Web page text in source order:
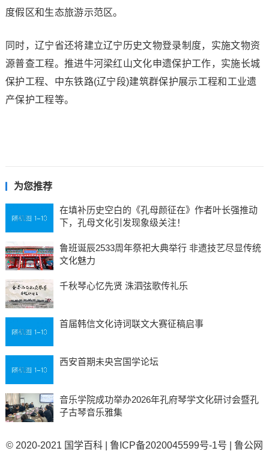
度假区和生态旅游示范区。
同时，辽宁省还将建立辽宁历史文物登录制度，实施文物资
源普查工程。推进牛河梁红山文化申遗保护工作，实施长城
保护工程、中东铁路(辽宁段)建筑群保护展示工程和工业遗
产保护工程等。
为您推荐
在填补历史空白的《孔母颜征在》作者叶长强推动
下，孔母文化引发现象级关注！
鲁班诞辰2533周年祭祀大典举行 非遗技艺尽显传统
文化魅力
千秋琴心忆先贤 洙泗弦歌传礼乐
首届韩信文化诗词联文大赛征稿启事
西安首期未央宫国学论坛
音乐学院成功举办2026年孔府琴学文化研讨会暨孔
子古琴音乐雅集
© 2020-2021 国学百科 鲁ICP备2020045599号-1号 鲁公网